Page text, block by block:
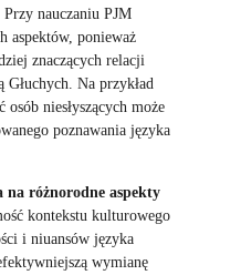
Przy nauczaniu PJM
aspektów, ponieważ
znaczących relacji
Głuchych. Na przykład
niesłyszących może
poznawania języka
różnorodne aspekty
kontekstu kulturowego
i niuansów języka
wymianę